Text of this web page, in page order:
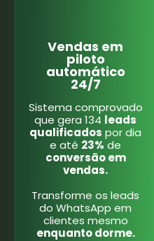
Vendas em
piloto
automático
24/7
Sistema comprovado
que gera 134 leads
qualificados por dia
e até 23% de
conversão em
vendas.
Transforme os leads
do WhatsApp em
clientes mesmo
enquanto dorme.